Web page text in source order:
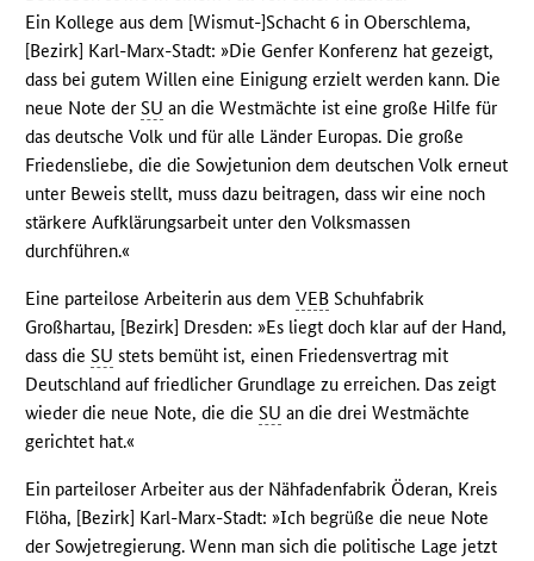
Ein Kollege aus dem [Wismut-]Schacht 6 in Oberschlema,
[Bezirk] Karl-Marx-Stadt: »Die Genfer Konferenz hat gezeigt,
dass bei gutem Willen eine Einigung erzielt werden kann. Die
neue Note derSU an die Westmächte ist eine große Hilfe für
das deutsche Volk und für alle Länder Europas. Die große
Friedensliebe, die die Sowjetunion dem deutschen Volk erneut
unter Beweis stellt, muss dazu beitragen, dass wir eine noch
stärkere Aufklärungsarbeit unter den Volksmassen
durchführen.«
Eine parteilose Arbeiterin aus demVEB Schuhfabrik
Großhartau, [Bezirk] Dresden: »Es liegt doch klar auf der Hand,
dass dieSU stets bemüht ist, einen Friedensvertrag mit
Deutschland auf friedlicher Grundlage zu erreichen. Das zeigt
wieder die neue Note, die dieSU an die drei Westmächte
gerichtet hat.«
Ein parteiloser Arbeiter aus der Nähfadenfabrik Öderan, Kreis
Flöha, [Bezirk] Karl-Marx-Stadt: »Ich begrüße die neue Note
der Sowjetregierung. Wenn man sich die politische Lage jetzt